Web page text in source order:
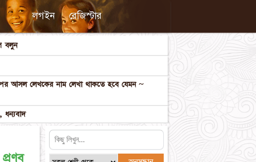
লগইন রেজিস্টার
বলুন
আসল লেখকের নাম লেখা থাকতে হবে যেমন ~
প্রণব